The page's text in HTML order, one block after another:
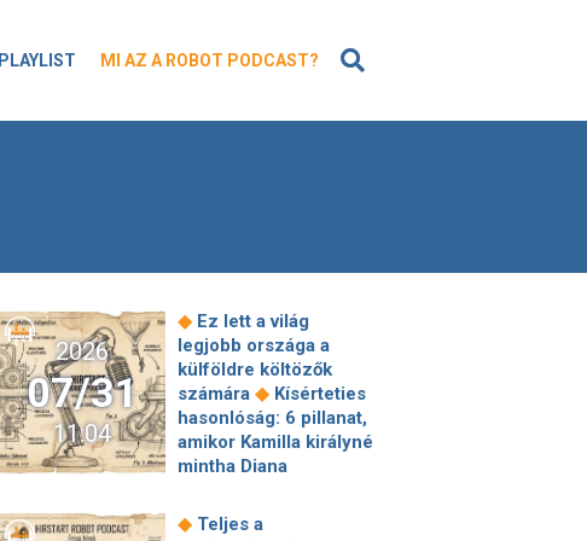
PLAYLIST MI AZ A ROBOT PODCAST?
2026
07/31
11:04
◆ Ez lett a világ
legjobb országa a
külföldre költözők
számára ◆ Kísérteties
hasonlóság: 6 pillanat,
amikor Kamilla királyné
mintha Diana
gardróbjából öltözött
◆ Teljes a